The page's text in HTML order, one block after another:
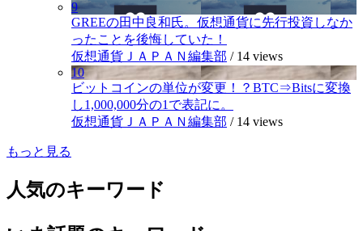
9
GREEの田中良和氏。仮想通貨に先行投資しなか
ったことを後悔していた！
仮想通貨ＪＡＰＡＮ編集部 / 14 views
10
ビットコインの単位が変更！？BTC⇒Bitsに変換
し1,000,000分の1で表記に。
仮想通貨ＪＡＰＡＮ編集部 / 14 views
もっと見る
人気のキーワード